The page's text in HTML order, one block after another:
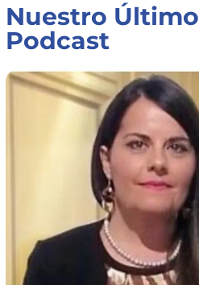
Nuestro Último
Podcast